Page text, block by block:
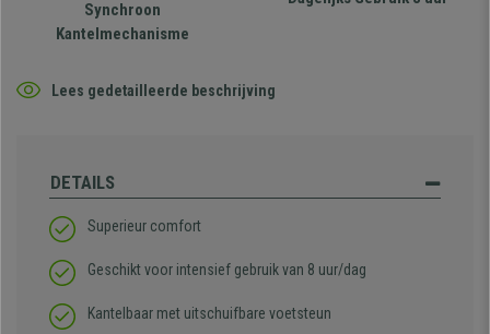
Synchroon
Kantelmechanisme
Lees gedetailleerde beschrijving
DETAILS
Superieur comfort
Geschikt voor intensief gebruik van 8 uur/dag
Kantelbaar met uitschuifbare voetsteun